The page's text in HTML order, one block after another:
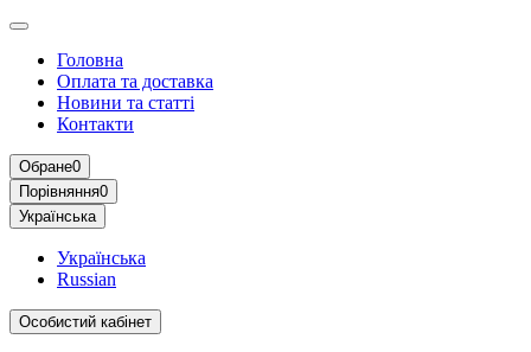
Головна
Оплата та доставка
Новини та статті
Контакти
Обране0
Порівняння0
Українська
Українська
Russian
Особистий кабінет